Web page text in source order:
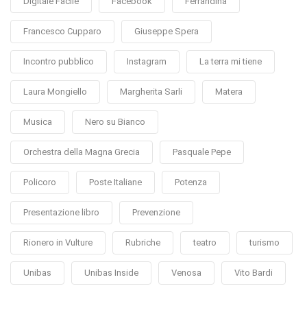
Francesco Cupparo Giuseppe Spera
Incontro pubblico Instagram La terra mi tiene
Laura Mongiello Margherita Sarli Matera
Musica Nero su Bianco
Orchestra della Magna Grecia Pasquale Pepe
Policoro Poste Italiane Potenza
Presentazione libro Prevenzione
Rionero in Vulture Rubriche teatro turismo
Unibas Unibas Inside Venosa Vito Bardi